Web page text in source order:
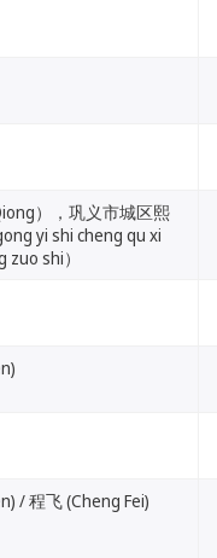
），巩义市城区熙
yi shi cheng qu xi
shi）
/ 程飞 (Cheng Fei)